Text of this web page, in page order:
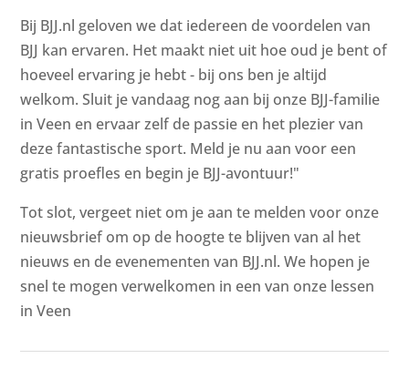
Bij BJJ.nl geloven we dat iedereen de voordelen van
BJJ kan ervaren. Het maakt niet uit hoe oud je bent of
hoeveel ervaring je hebt - bij ons ben je altijd
welkom. Sluit je vandaag nog aan bij onze BJJ-familie
in Veen en ervaar zelf de passie en het plezier van
deze fantastische sport. Meld je nu aan voor een
gratis proefles en begin je BJJ-avontuur!"
Tot slot, vergeet niet om je aan te melden voor onze
nieuwsbrief om op de hoogte te blijven van al het
nieuws en de evenementen van BJJ.nl. We hopen je
snel te mogen verwelkomen in een van onze lessen
in Veen